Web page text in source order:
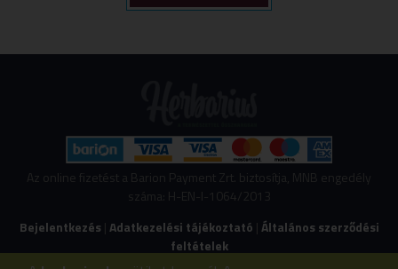
Az online fizetést a Barion Payment Zrt. biztosítja, MNB engedély
száma: H-EN-I-1064/2013
Bejelentkezés |Adatkezelési tájékoztató |Általános szerződési
feltételek